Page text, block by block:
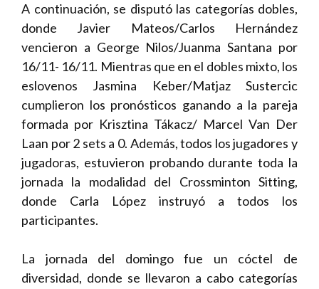
A continuación, se disputó las categorías dobles,
donde Javier Mateos/Carlos Hernández
vencieron a George Nilos/Juanma Santana por
16/11- 16/11. Mientras que en el dobles mixto, los
eslovenos Jasmina Keber/Matjaz Sustercic
cumplieron los pronósticos ganando a la pareja
formada por Krisztina Tákacz/ Marcel Van Der
Laan por 2 sets a 0. Además, todos los jugadores y
jugadoras, estuvieron probando durante toda la
jornada la modalidad del Crossminton Sitting,
donde Carla López instruyó a todos los
participantes.
La jornada del domingo fue un cóctel de
diversidad, donde se llevaron a cabo categorías